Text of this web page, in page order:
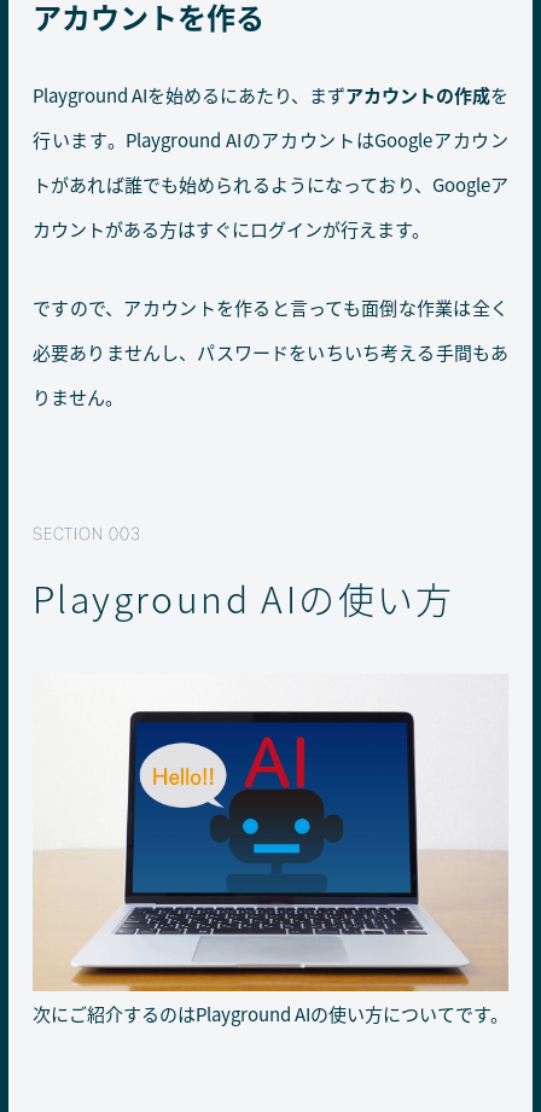
アカウントを作る
Playground AIを始めるにあたり、まずアカウントの作成を
行います。Playground AIのアカウントはGoogleアカウン
トがあれば誰でも始められるようになっており、Googleア
カウントがある方はすぐにログインが行えます。
ですので、アカウントを作ると言っても面倒な作業は全く
必要ありませんし、パスワードをいちいち考える手間もあ
りません。
Playground AIの使い方
次にご紹介するのはPlayground AIの使い方についてです。